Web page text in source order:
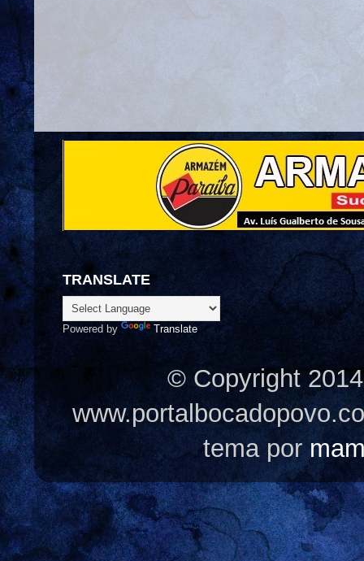
TRANSLATE
Powered by Translate
© Copyright
tema por